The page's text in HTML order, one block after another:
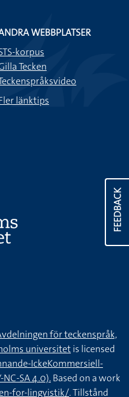
FEEDBACK
WEBBPLATSER
korpus
Tecken
länktips
för teckenspråk,
universitetis licensed
IckeKommersiell-
SA 4.0).Based on a work
for-lingvistik/. Tillstånd